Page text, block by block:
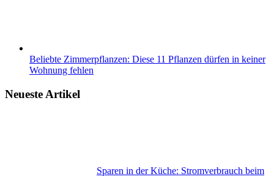
Beliebte Zimmerpflanzen: Diese 11 Pflanzen dürfen in keiner
Wohnung fehlen
Neueste Artikel
Sparen in der Küche: Stromverbrauch beim